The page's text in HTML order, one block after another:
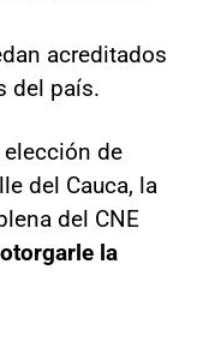
acreditados
del país.
de
del Cauca, la
del CNE
la